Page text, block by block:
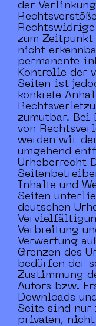
der
zum
nicht
permanente
Kontrolle der
Seiten ist
konkrete
zumutbar. Bei
von
werden wir
umgehend
Urheberrecht
Inhalte und
Seiten
deutschen
Verbreitung
Verwertung
Grenzen des
bedürfen der
Zustimmung
Autors bzw.
Downloads
Seite sind nur
privaten,